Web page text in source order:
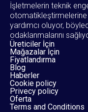
İşletmelerin teknik
yardımcı oluyor,
odaklanmalarını
Üreticiler İçin
Mağazalar İçin
Fiyatlandırma
Blog
Haberler
Cookie policy
Privecy policy
Oferta
Terms and Conditions